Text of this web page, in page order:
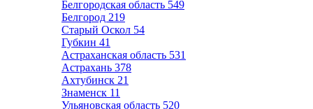
Белгородская область 549
Белгород 219
Старый Оскол 54
Губкин 41
Астраханская область 531
Астрахань 378
Ахтубинск 21
Знаменск 11
Ульяновская область 520